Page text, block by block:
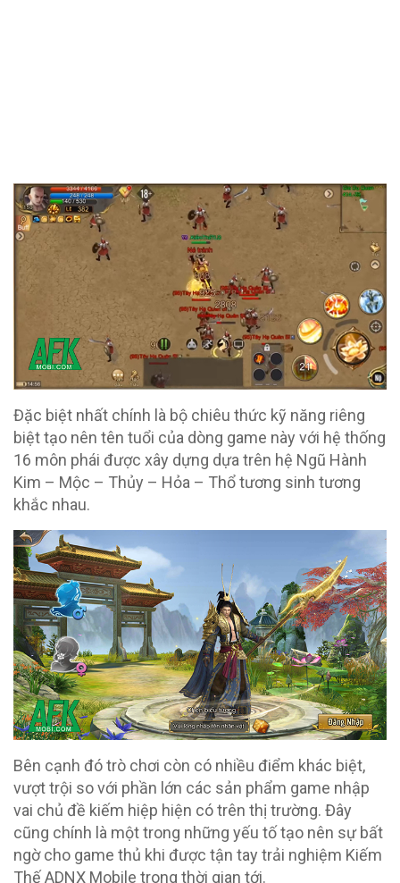
Đặc biệt nhất chính là bộ chiêu thức kỹ năng riêng
biệt tạo nên tên tuổi của dòng game này với hệ thống
16 môn phái được xây dựng dựa trên hệ Ngũ Hành
Kim – Mộc – Thủy – Hỏa – Thổ tương sinh tương
khắc nhau.
Bên cạnh đó trò chơi còn có nhiều điểm khác biệt,
vượt trội so với phần lớn các sản phẩm game nhập
vai chủ đề kiếm hiệp hiện có trên thị trường. Đây
cũng chính là một trong những yếu tố tạo nên sự bất
ngờ cho game thủ khi được tận tay trải nghiệm Kiếm
Thế ADNX Mobile trong thời gian tới.